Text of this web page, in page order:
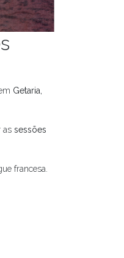
Getaria,
as sessões
francesa.